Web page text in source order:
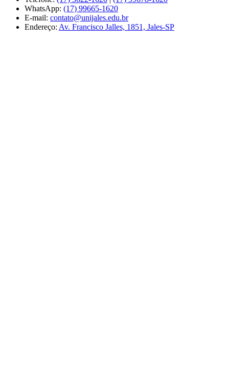
WhatsApp: (17) 99665-1620
E-mail: contato@unijales.edu.br
Endereço: Av. Francisco Jalles, 1851, Jales-SP